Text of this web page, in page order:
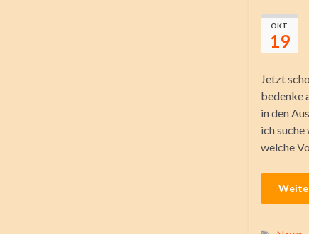
OKT.
19
Jetzt
bedenke
in den
ich
welche